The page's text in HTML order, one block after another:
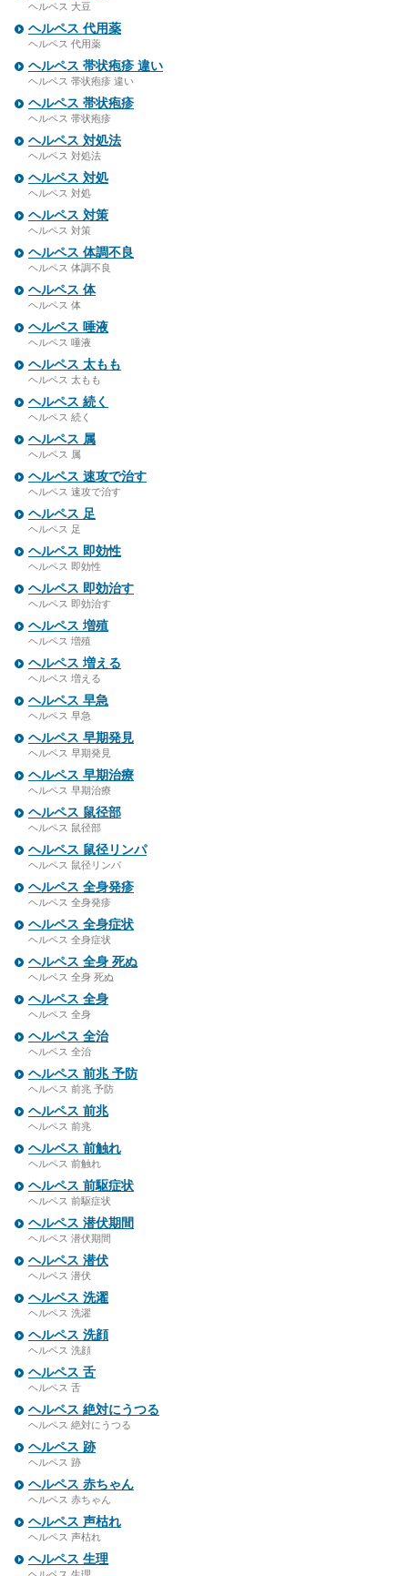
ヘルペス 大豆
ヘルペス 代用薬
ヘルペス 代用薬
ヘルペス 帯状疱疹 違い
ヘルペス 帯状疱疹 違い
ヘルペス 帯状疱疹
ヘルペス 帯状疱疹
ヘルペス 対処法
ヘルペス 対処法
ヘルペス 対処
ヘルペス 対処
ヘルペス 対策
ヘルペス 対策
ヘルペス 体調不良
ヘルペス 体調不良
ヘルペス 体
ヘルペス 体
ヘルペス 唾液
ヘルペス 唾液
ヘルペス 太もも
ヘルペス 太もも
ヘルペス 続く
ヘルペス 続く
ヘルペス 属
ヘルペス 属
ヘルペス 速攻で治す
ヘルペス 速攻で治す
ヘルペス 足
ヘルペス 足
ヘルペス 即効性
ヘルペス 即効性
ヘルペス 即効治す
ヘルペス 即効治す
ヘルペス 増殖
ヘルペス 増殖
ヘルペス 増える
ヘルペス 増える
ヘルペス 早急
ヘルペス 早急
ヘルペス 早期発見
ヘルペス 早期発見
ヘルペス 早期治療
ヘルペス 早期治療
ヘルペス 鼠径部
ヘルペス 鼠径部
ヘルペス 鼠径リンパ
ヘルペス 鼠径リンパ
ヘルペス 全身発疹
ヘルペス 全身発疹
ヘルペス 全身症状
ヘルペス 全身症状
ヘルペス 全身 死ぬ
ヘルペス 全身 死ぬ
ヘルペス 全身
ヘルペス 全身
ヘルペス 全治
ヘルペス 全治
ヘルペス 前兆 予防
ヘルペス 前兆 予防
ヘルペス 前兆
ヘルペス 前兆
ヘルペス 前触れ
ヘルペス 前触れ
ヘルペス 前駆症状
ヘルペス 前駆症状
ヘルペス 潜伏期間
ヘルペス 潜伏期間
ヘルペス 潜伏
ヘルペス 潜伏
ヘルペス 洗濯
ヘルペス 洗濯
ヘルペス 洗顔
ヘルペス 洗顔
ヘルペス 舌
ヘルペス 舌
ヘルペス 絶対にうつる
ヘルペス 絶対にうつる
ヘルペス 跡
ヘルペス 跡
ヘルペス 赤ちゃん
ヘルペス 赤ちゃん
ヘルペス 声枯れ
ヘルペス 声枯れ
ヘルペス 生理